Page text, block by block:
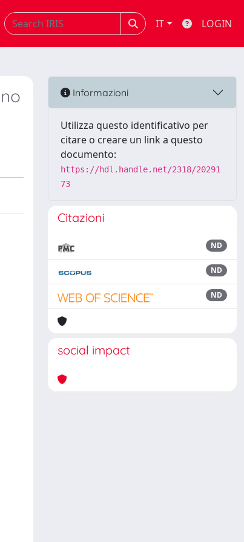
IT LOGIN
Informazioni
Utilizza questo identificativo per
citare o creare un link a questo
documento:
https://hdl.handle.net/2318/20291
73
Citazioni
ND
ND
ND
social impact